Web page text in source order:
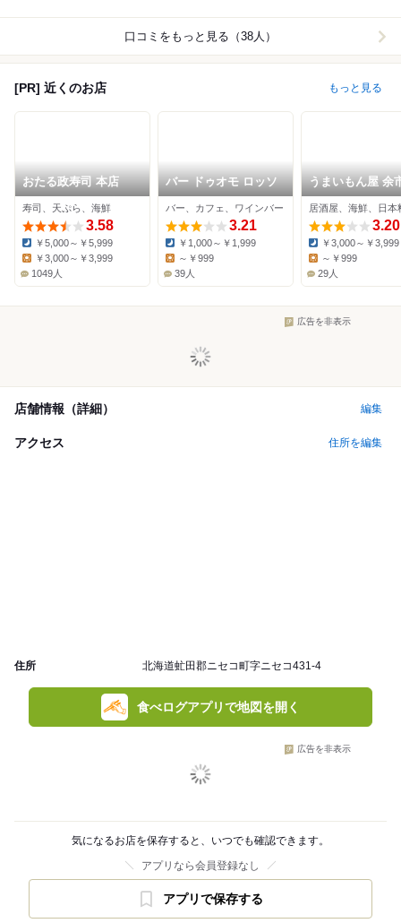
口コミをもっと見る（38人）
[PR] 近くのお店 もっと見る
おたる政寿司 本店
寿司、天ぷら、海鮮
3.58
Dinner:
￥5,000～￥5,999
￥3,000～￥3,999
1049人
バー ドゥオモ ロッソ
バー、カフェ、ワインバー
3.21
Dinner:
￥1,000～￥1,999
Lunch:
～￥999
39人
うまいもん屋 余
居酒屋、海鮮、日本
3.20
Dinner:
￥3,000～￥3,999
Lunch:
～￥999
29人
広告を非表示
店舗情報（詳細） 編集
アクセス 住所を編集
住所 北海道虻田郡ニセコ町字ニセコ431-4
食べログアプリで地図を開く
広告を非表示
気になるお店を保存すると、いつでも確認できます。
アプリなら会員登録なし
アプリで保存する